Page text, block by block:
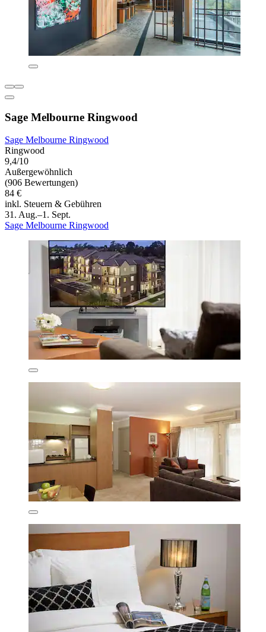
Sage Melbourne Ringwood
Sage Melbourne Ringwood
Ringwood
9,4/10
Außergewöhnlich
(906 Bewertungen)
84 €
inkl. Steuern & Gebühren
31. Aug.–1. Sept.
Sage Melbourne Ringwood